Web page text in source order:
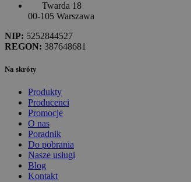
Twarda 18
00-105 Warszawa
NIP: 5252844527
REGON: 387648681
Na skróty
Produkty
Producenci
Promocje
O nas
Poradnik
Do pobrania
Nasze usługi
Blog
Kontakt